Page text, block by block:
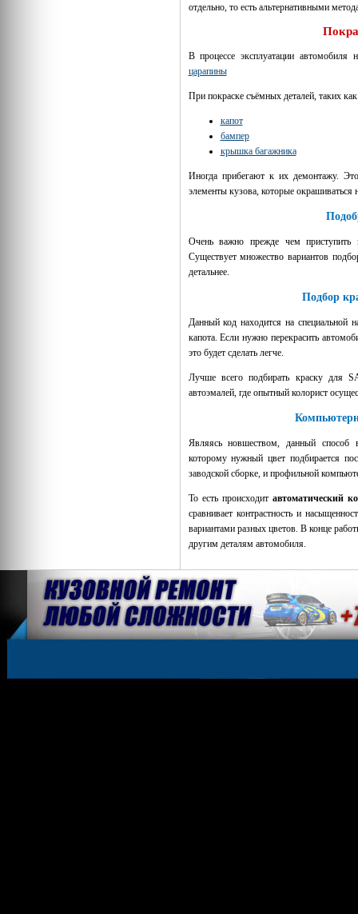
отдельно, то есть альтернативными
В процессе эксплуатации автомобиля
царапины
При покраске съёмных деталей, таких как
капот
бампер
крышка багажника
Иногда прибегают к их демонтажу.
элементы кузова, которые окрашиваться
Очень важно прежде чем
Существует множество вариантов
детальнее.
Подбор
Данный код находится на специальной
капота. Если нужно перекрасить
это будет сделать легче.
Лучше всего подбирать краску для
автоэмалей, где опытный колорист
Являясь новшеством, данный способ
которому нужный цвет подбирается
заводской сборке, и профильной
То есть происходит автоматический
сравнивает контрастность и
вариантами разных цветов. В конце
другим деталям автомобиля.